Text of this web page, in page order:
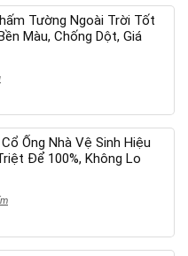
Tường Ngoài Trời Tốt
Màu, Chống Dột, Giá
Ống Nhà Vệ Sinh Hiệu
Để 100%, Không Lo